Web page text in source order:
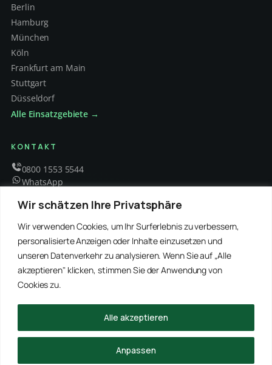
Wir schätzen Ihre Privatsphäre
Wir verwenden Cookies, um Ihr Surferlebnis zu verbessern,
personalisierte Anzeigen oder Inhalte einzusetzen und
unseren Datenverkehr zu analysieren. Wenn Sie auf „Alle
akzeptieren" klicken, stimmen Sie der Anwendung von
Cookies zu.
Anpassen
Alle akzeptieren
Berlin
Hamburg
München
Köln
Frankfurt am Main
Stuttgart
Düsseldorf
Alle Einsatzgebiete →
KONTAKT
0800 1553 5544
WhatsApp
Mo – Fr 8 – 18 Uhr
EMPFOHLENE PARTNER
WinRei24 Dienstleistungen
Winterdienst Profi NRW
Winterdienst Niedersachsen
Winterdienst Hansa
Winterdienst Freitag
© 2026 Schädlingsbekämpfung Kraft · Alle Rechte vorbehalten